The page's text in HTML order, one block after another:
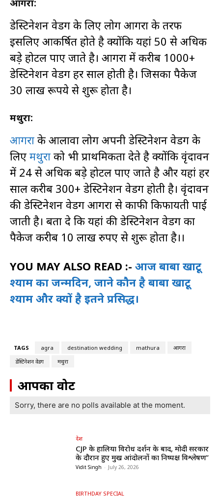
आगरा:
डेस्टिनेशन वेडिंग के लिए लोग आगरा के तरफ
इसलिए आकर्षित होते है क्योंकि यहां 50 से अधिक
बड़े होटल पाए जाते है। आगरा में करीब 1000+
डेस्टिनेशन वेडिंग हर साल होती है। जिसका पैकेज
30 लाख रूपये से शुरू होता है।
मथुरा:
आगरा के आलावा लोग अपनी डेस्टिनेशन वेडिंग के
लिए मथुरा को भी प्राथमिकता देते है क्योंकि वृंदावन
में 24 से अधिक बड़े होटल पाए जाते है और यहां हर
साल करीब 300+ डेस्टिनेशन वेडिंग होती है। वृंदावन
की डेस्टिनेशन वेडिंग आगरा से काफी किफायती पाई
जाती है। बता दे कि यहां की डेस्टिनेशन वेडिंग का
पैकेज करीब 10 लाख रुपए से शुरू होता है।।
YOU MAY ALSO READ :- आज बाबा खाटू
श्याम का जन्मदिन, जाने कौन है बाबा खाटू
श्याम और क्यों है इतने प्रसिद्ध।
TAGS agra destination wedding mathura
आगरा
डेस्टिनेशन वेडिंग
मथुरा
आपका वोट
Sorry, there are no polls available at the moment.
देश
CJP के हालिया विरोध प्रदर्शन के बाद, मोदी सरकार
के दौरान हुए प्रमुख आंदोलनों का निष्पक्ष विश्लेषण”
Vidit Singh - July 26, 2026
BIRTHDAY SPECIAL